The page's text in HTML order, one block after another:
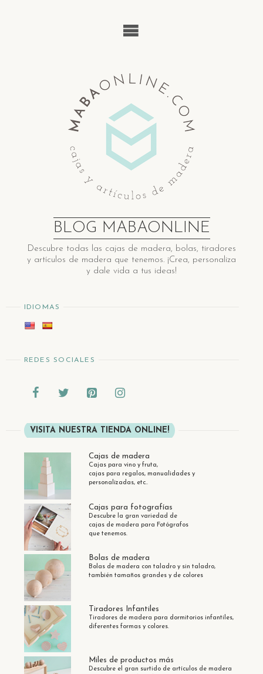
BLOG MABAONLINE
Descubre ​t​odas las cajas de madera​, bolas, tiradores
y artículos de madera ​q​ue tenemos. ¡Crea, personaliza
y dale vida a tus ideas!
IDIOMAS
REDES SOCIALES
VISITA NUESTRA TIENDA ONLINE!
Cajas de madera
Cajas para vino y fruta,
cajas para regalos, manualidades y
personalizadas, etc..
Cajas para fotografías
Descubre la gran variedad de
cajas de madera para Fotógrafos
que tenemos.
Bolas de madera
Bolas de madera con taladro y sin taladro,
también tamaños grandes y de colores
Tiradores Infantiles
Tiradores de madera para dormitorios infantiles,
diferentes formas y colores.
Miles de productos más
Descubre el gran surtido de artículos de madera